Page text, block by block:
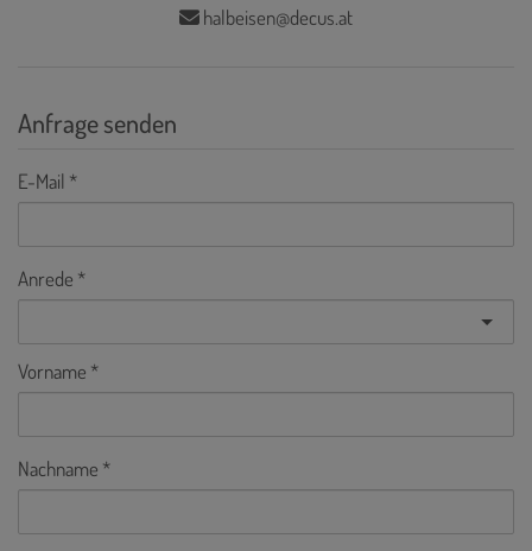
halbeisen@decus.at
Anfrage senden
E-Mail
Anrede
Vorname
Nachname